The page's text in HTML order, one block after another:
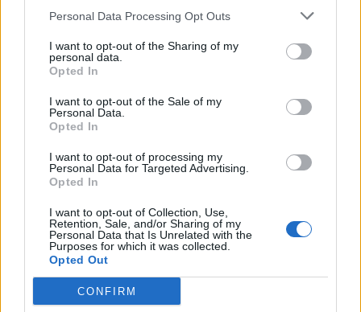
Personal Data Processing Opt Outs
I want to opt-out of the Sharing of my
personal data.
Opted In
I want to opt-out of the Sale of my
Personal Data.
Opted In
I want to opt-out of processing my
Personal Data for Targeted Advertising.
Opted In
I want to opt-out of Collection, Use,
Retention, Sale, and/or Sharing of my
Personal Data that Is Unrelated with the
Purposes for which it was collected.
Opted Out
CONFIRM
powinieneś zrobić w Święta?
Jaki Sylwester, taki cały rok...
Co to dla Ciebie oznacza?
Chińskie ciasteczko - jaką ma